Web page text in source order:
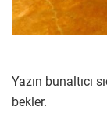
Yazın bunaltıcı
bekler.